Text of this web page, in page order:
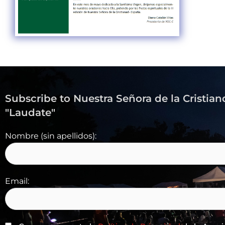
Subscribe to Nuestra Señora de la
"Laudate"
Nombre (sin apellidos):
Email: